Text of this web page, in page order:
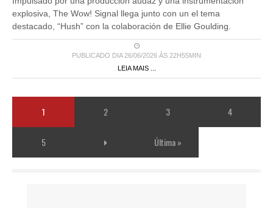
explosiva, The Wow! Signal llega junto con un el tema
destacado, “Hush” con la colaboración de Ellie Goulding.
PUBLICADO DIA 26/06/2026 ÀS 22H55MIN
LEIA MAIS ...
1 2 3 4
5 Última »